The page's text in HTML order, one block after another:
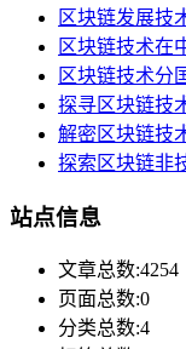
区块链发展技
区块链技术在
区块链技术分
探寻区块链技
解密区块链技
探索区块链非
站点信息
文章总数:4254
页面总数:0
分类总数:4